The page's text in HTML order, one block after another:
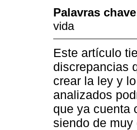
Palavras
vida
Este artículo
discrepancias
crear la ley y
analizados
que ya cuenta
siendo de